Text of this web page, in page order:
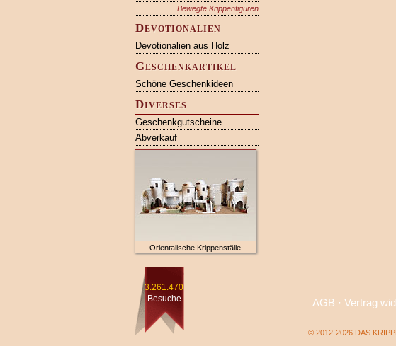
Bewegte Krippenfiguren
Devotionalien
Devotionalien aus Holz
Geschenkartikel
Schöne Geschenkideen
Diverses
Geschenkgutscheine
Abverkauf
Orientalische Krippenställe
3.261.470
Besuche
AGB · Vertrag
© 2012-2026 DAS